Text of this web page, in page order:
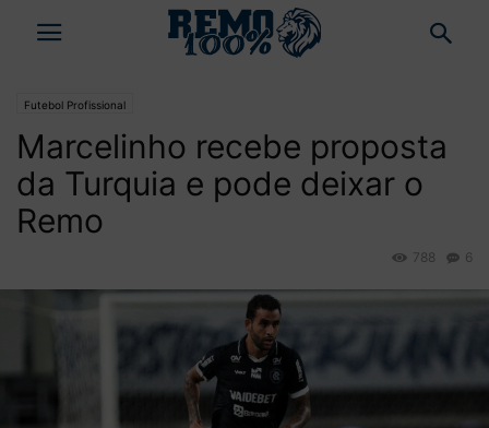
Futebol Profissional
Marcelinho recebe proposta
da Turquia e pode deixar o
Remo
6
788